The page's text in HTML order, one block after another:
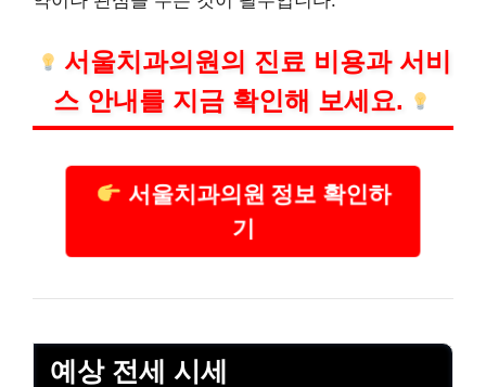
서울치과의원의 진료 비용과 서비
스 안내를 지금 확인해 보세요.
서울치과의원 정보 확인하
기
예상 전세 시세